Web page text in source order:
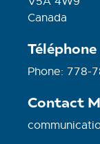
Canada
Téléphone
Phone: 778-
Contact